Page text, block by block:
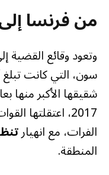
من فرنسا
شقيقها الأكبر منها
2017، اعتقلتها
الفرات، مع انهيار
المنطقة.